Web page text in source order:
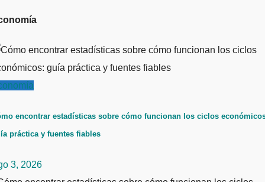
encontrar estadísticas sobre cómo funcionan los ciclos
práctica y fuentes fiables
3, 2026